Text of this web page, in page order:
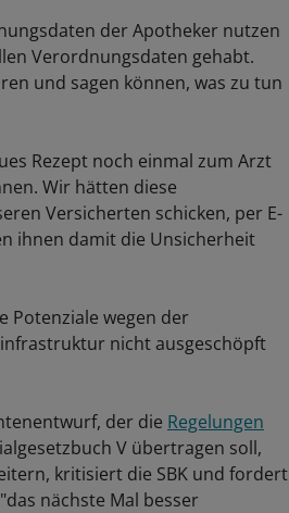
der Apotheker nutzen
Verordnungsdaten gehabt.
und sagen können, was zu tun
Rezept noch einmal zum Arzt
Wir hätten diese
Versicherten schicken, per E-
ihnen damit die Unsicherheit
Potenziale wegen der
nicht ausgeschöpft
der die Regelungen
V übertragen soll,
kritisiert die SBK und fordert
nächste Mal besser